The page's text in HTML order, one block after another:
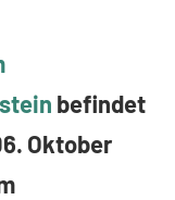
befindet
Oktober